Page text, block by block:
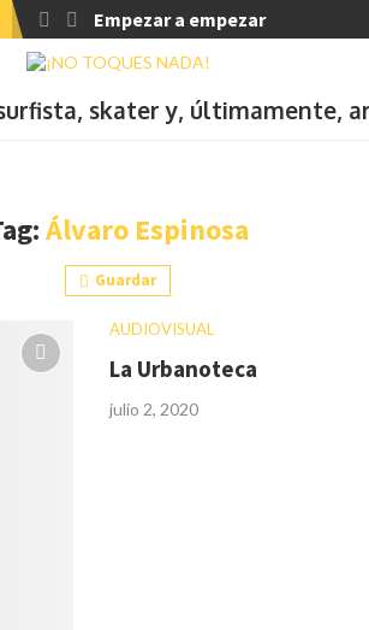
Empezar a empezar
surfista, skater y,
Álvaro Espinosa
Guardar
AUDIOVISUAL
La Urbanoteca
julio 2, 2020